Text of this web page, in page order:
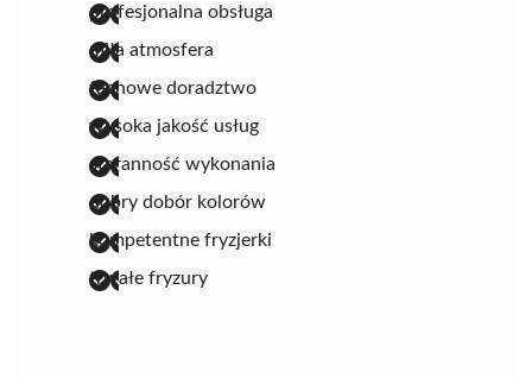
profesjonalna obsługa
miła atmosfera
fachowe doradztwo
wysoka jakość usług
staranność wykonania
dobry dobór kolorów
kompetentne fryzjerki
trwałe fryzury